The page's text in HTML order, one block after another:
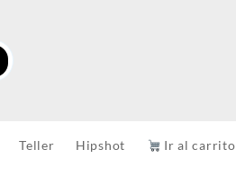
Teller Hipshot Ir al carrito